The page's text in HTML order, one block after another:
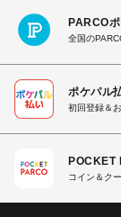
PARCOポ
全国の
ポケパル
初回登録＆
POCKET
コイン＆ク